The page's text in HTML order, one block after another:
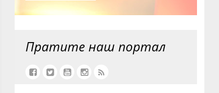
Пратите наш портал